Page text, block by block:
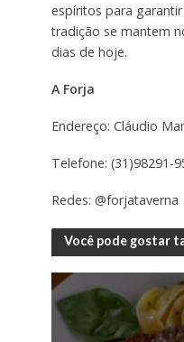
espíritos para
tradição se mantem
dias de hoje.
A Forja
Endereço: Cláudio
Telefone: (31)98291-
Redes: @forjataverna
Você pode gostar